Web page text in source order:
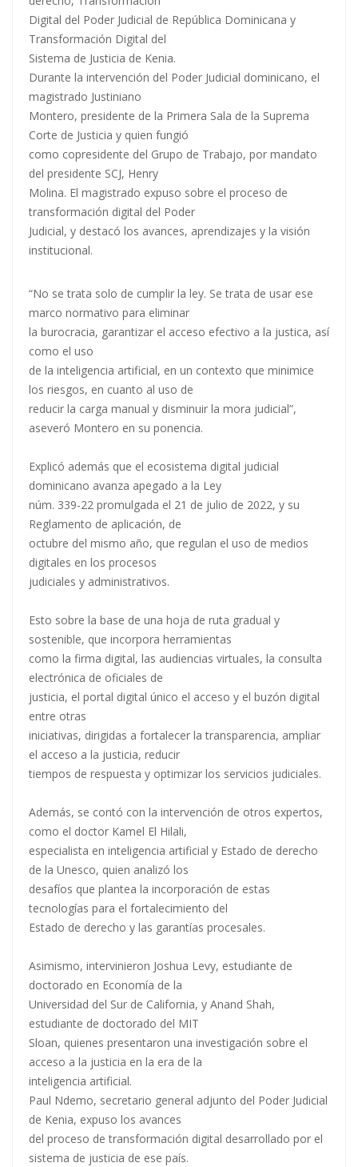
Digital del Poder Judicial de República Dominicana y
Transformación Digital del
Sistema de Justicia de Kenia.
Durante la intervención del Poder Judicial dominicano, el
magistrado Justiniano
Montero, presidente de la Primera Sala de la Suprema
Corte de Justicia y quien fungió
como copresidente del Grupo de Trabajo, por mandato
del presidente SCJ, Henry
Molina. El magistrado expuso sobre el proceso de
transformación digital del Poder
Judicial, y destacó los avances, aprendizajes y la visión
institucional.
“No se trata solo de cumplir la ley. Se trata de usar ese
marco normativo para eliminar
la burocracia, garantizar el acceso efectivo a la justica, así
como el uso
de la inteligencia artificial, en un contexto que minimice
los riesgos, en cuanto al uso de
reducir la carga manual y disminuir la mora judicial”,
aseveró Montero en su ponencia.
Explicó además que el ecosistema digital judicial
dominicano avanza apegado a la Ley
núm. 339-22 promulgada el 21 de julio de 2022, y su
Reglamento de aplicación, de
octubre del mismo año, que regulan el uso de medios
digitales en los procesos
judiciales y administrativos.
Esto sobre la base de una hoja de ruta gradual y
sostenible, que incorpora herramientas
como la firma digital, las audiencias virtuales, la consulta
electrónica de oficiales de
justicia, el portal digital único el acceso y el buzón digital
entre otras
iniciativas, dirigidas a fortalecer la transparencia, ampliar
el acceso a la justicia, reducir
tiempos de respuesta y optimizar los servicios judiciales.
Además, se contó con la intervención de otros expertos,
como el doctor Kamel El Hilali,
especialista en inteligencia artificial y Estado de derecho
de la Unesco, quien analizó los
desafíos que plantea la incorporación de estas
tecnologías para el fortalecimiento del
Estado de derecho y las garantías procesales.
Asimismo, intervinieron Joshua Levy, estudiante de
doctorado en Economía de la
Universidad del Sur de California, y Anand Shah,
estudiante de doctorado del MIT
Sloan, quienes presentaron una investigación sobre el
acceso a la justicia en la era de la
inteligencia artificial.
Paul Ndemo, secretario general adjunto del Poder Judicial
de Kenia, expuso los avances
del proceso de transformación digital desarrollado por el
sistema de justicia de ese país.